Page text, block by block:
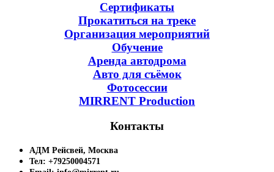
Сертификаты
Прокатиться на треке
Организация мероприятий
Обучение
Аренда автодрома
Авто для съёмок
Фотосессии
MIRRENT Production
Контакты
АДМ Рейсвей, Москва
Тел: +79250004571